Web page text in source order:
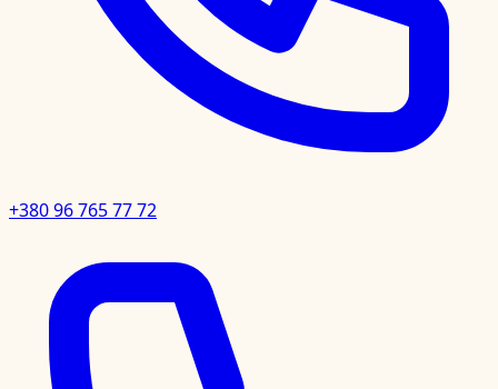
+380 96 765 77 72